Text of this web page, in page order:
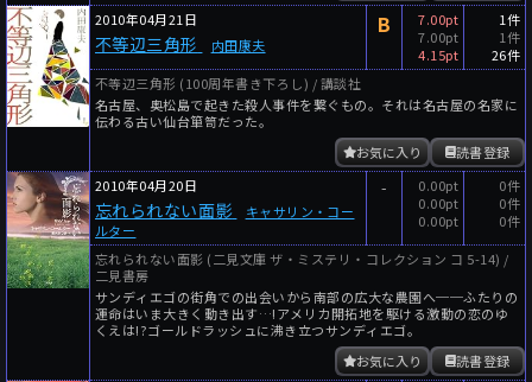
2010年04月21日
不等辺三角形 内田康夫
B
7.00pt
7.00pt
4.15pt
1件
1件
26件
不等辺三角形 (100周年書き下ろし) / 講談社
名古屋、奥松島で起きた殺人事件を繋ぐもの。それは名古屋の名家に
伝わる古い仙台箪笥だった。
読書登録
お気に入り
2010年04月20日
忘れられない面影
キャサリン・コー
ルター
-
0.00pt
0.00pt
0.00pt
0件
0件
0件
忘れられない面影 (二見文庫 ザ・ミステリ・コレクション コ 5-14) /
二見書房
サンディエゴの街角での出会いから南部の広大な農園へ──ふたりの
運命はいま大きく動き出す…!アメリカ開拓地を駆ける激動の恋のゆ
くえは!?ゴールドラッシュに沸き立つサンディエゴ。
読書登録
お気に入り